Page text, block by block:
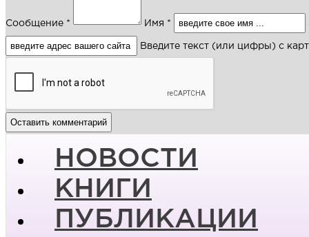
Сообщение * Имя *
Введите текст (или цифры) с
НОВОСТИ
КНИГИ
ПУБЛИКАЦИИ